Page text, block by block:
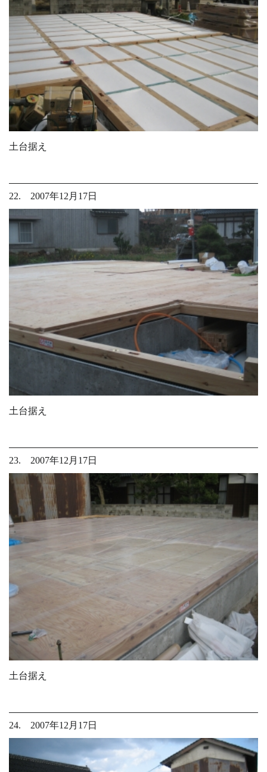
土台据え
22. 2007年12月17日
土台据え
23. 2007年12月17日
土台据え
24. 2007年12月17日